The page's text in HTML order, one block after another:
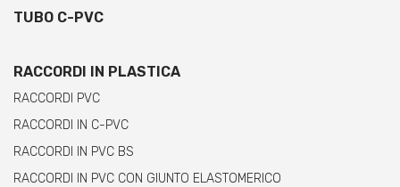
TUBO C-PVC
RACCORDI IN PLASTICA
RACCORDI PVC
RACCORDI IN C-PVC
RACCORDI IN PVC BS
RACCORDI IN PVC CON GIUNTO ELASTOMERICO